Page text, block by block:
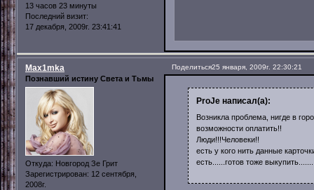
13 часов 23 минуты
Последний визит:
17 декабря, 2009г. 23:41:41
Поделиться25 января, 2009г. 22:30:21
Max1mka
Познавший истину Света и Тьмы
Откуда: Новгород Зе Грит
Зарегистрирован: 12 сентября,
2008г.
ProJe написал(а):
Возникла проблема, нигде в
возможности оплатить!!
Люди!!!Человеки!!
есть у кого нить данные
есть......готов тоже